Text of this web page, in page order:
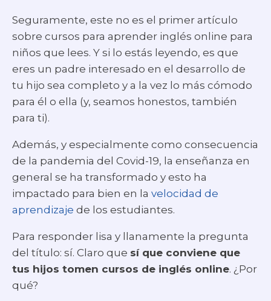
Seguramente, este no es el primer artículo
sobre cursos para aprender inglés online para
niños que lees. Y si lo estás leyendo, es que
eres un padre interesado en el desarrollo de
tu hijo sea completo y a la vez lo más cómodo
para él o ella (y, seamos honestos, también
para ti).
Además, y especialmente como consecuencia
de la pandemia del Covid-19, la enseñanza en
general se ha transformado y esto ha
impactado para bien en la velocidad de
aprendizaje de los estudiantes.
Para responder lisa y llanamente la pregunta
del título: sí. Claro que sí que conviene que
tus hijos tomen cursos de inglés online. ¿Por
qué?